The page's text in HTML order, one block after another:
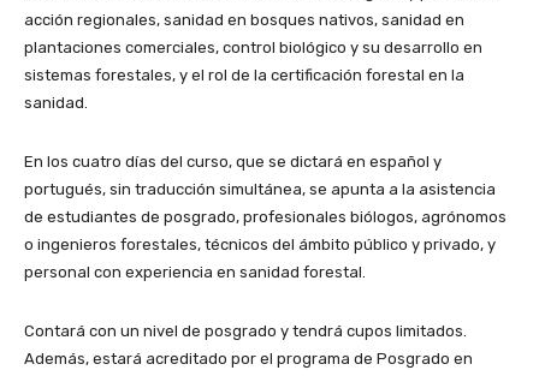
acción regionales, sanidad en bosques nativos, sanidad en
plantaciones comerciales, control biológico y su desarrollo en
sistemas forestales, y el rol de la certificación forestal en la
sanidad.
En los cuatro días del curso, que se dictará en español y
portugués, sin traducción simultánea, se apunta a la asistencia
de estudiantes de posgrado, profesionales biólogos, agrónomos
o ingenieros forestales, técnicos del ámbito público y privado, y
personal con experiencia en sanidad forestal.
Contará con un nivel de posgrado y tendrá cupos limitados.
Además, estará acreditado por el programa de Posgrado en